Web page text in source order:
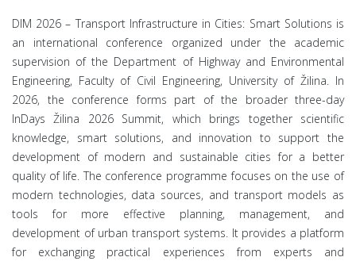
DIM 2026 – Transport Infrastructure in Cities: Smart Solutions is
an international conference organized under the academic
supervision of the Department of Highway and Environmental
Engineering, Faculty of Civil Engineering, University of Žilina. In
2026, the conference forms part of the broader three-day
InDays Žilina 2026 Summit, which brings together scientific
knowledge, smart solutions, and innovation to support the
development of modern and sustainable cities for a better
quality of life. The conference programme focuses on the use of
modern technologies, data sources, and transport models as
tools for more effective planning, management, and
development of urban transport systems. It provides a platform
for exchanging practical experiences from experts and